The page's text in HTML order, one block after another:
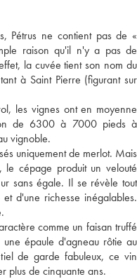
Pétrus ne contient pas de «
raison qu'il n'y a pas de
la cuvée tient son nom du
à Saint Pierre (figurant sur
les vignes ont en moyenne
de 6300 à 7000 pieds à
vignoble.
uniquement de merlot. Mais
cépage produit un velouté
sans égale. Il se révèle tout
et d'une richesse inégalables.
comme un faisan truffé
épaule d'agneau rôtie au
de garde fabuleux, ce vin
plus de cinquante ans.